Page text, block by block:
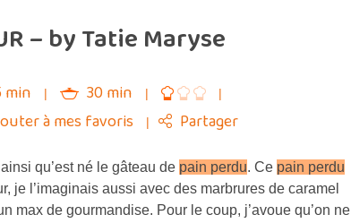
– by Tatie Maryse
min
30 min
à mes favoris
Partager
qu’est né le gâteau de pain perdu. Ce pain perdu
je l’imaginais aussi avec des marbrures de caramel
max de gourmandise. Pour le coup, j’avoue qu’on ne